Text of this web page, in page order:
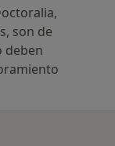
son de
deben